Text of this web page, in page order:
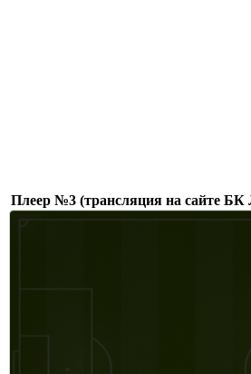
Плеер №3 (трансляция на сайте